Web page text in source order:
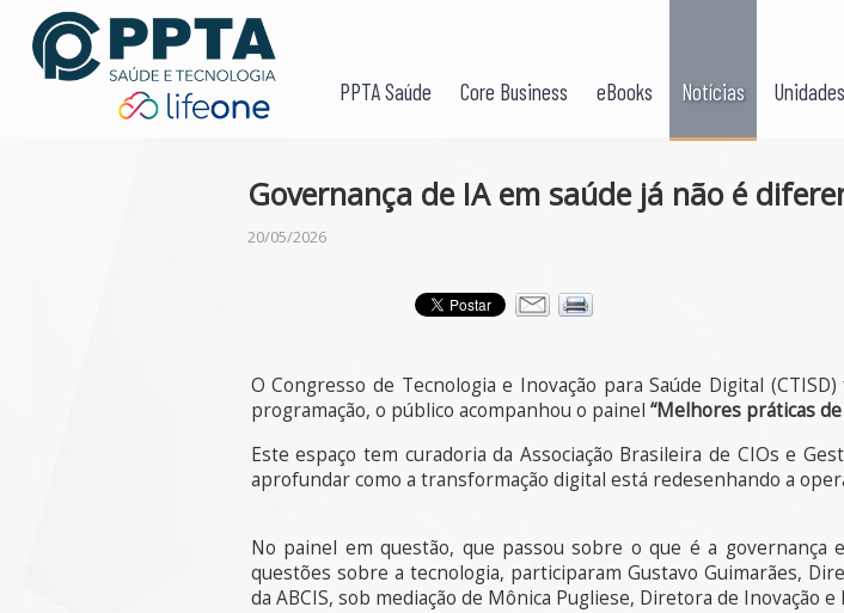
PPTA Saúde Core Business eBooks Notícias
Governança de IA em saúde já não é
20/05/2026
O Congresso de Tecnologia e Inovação para Saúde Digital
programação, o público acompanhou o painel “Melhores práticas
Este espaço tem curadoria da Associação Brasileira de CIOs e
aprofundar como a transformação digital está redesenhando a
No painel em questão, que passou sobre o que é a governança
questões sobre a tecnologia, participaram Gustavo Guimarães,
da ABCIS, sob mediação de Mônica Pugliese, Diretora de Inovação e